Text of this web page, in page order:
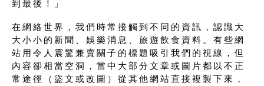
到最後！」
在網絡世界，我們時常接觸到不同的資訊，認識大
大小小的新聞、娛樂消息、旅遊飲食資料。有些網
站用令人震驚兼賣關子的標題吸引我們的視線，但
內容卻相當空洞，當中大部分文章或圖片都以不正
常途徑（盜文或改圖）從其他網站直接複製下來，